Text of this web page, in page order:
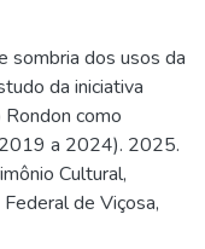
sombria dos usos da
da iniciativa
como
a 2024). 2025.
Cultural,
de Viçosa,